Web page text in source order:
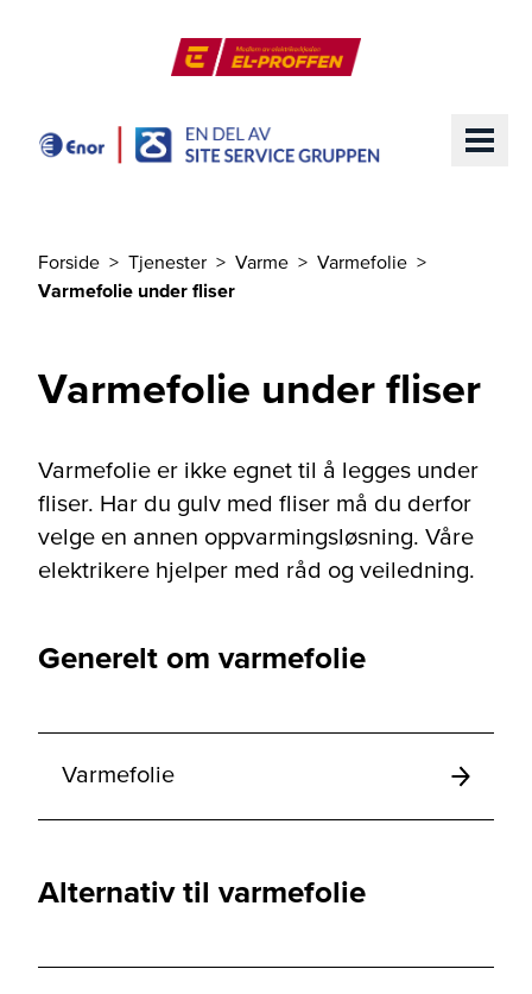
Du er her
Forside Tjenester Varme
Varmefolie
Varmefolie under fliser
Varmefolie under fliser
Varmefolie er ikke egnet til å legges under
fliser. Har du gulv med fliser må du derfor
velge en annen oppvarmingsløsning. Våre
elektrikere hjelper med råd og veiledning.
Generelt om varmefolie
Varmefolie
Alternativ til varmefolie